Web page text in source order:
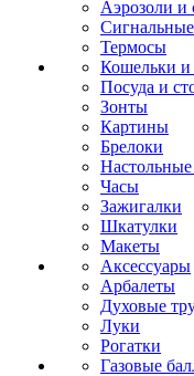
Аэрозоли и
Сигнальные
Термосы
Кошельки и
Посуда и
Зонты
Картины
Брелоки
Часы
Зажигалки
Шкатулки
Макеты
Аксессуары
Арбалеты
Духовые
Луки
Рогатки
Газовые